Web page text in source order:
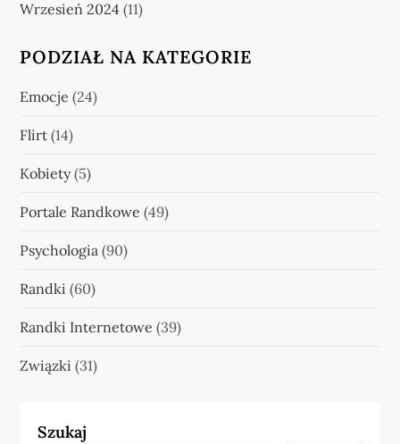
Wrzesień 2024 (11)
PODZIAŁ NA KATEGORIE
Emocje (24)
Flirt (14)
Kobiety(5)
Portale Randkowe (49)
Psychologia (90)
Randki (60)
Randki Internetowe (39)
Związki (31)
Szukaj